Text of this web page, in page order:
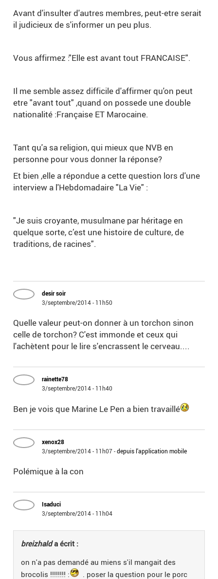
Avant d'insulter d'autres membres, peut-etre serait
il judicieux de s'informer un peu plus.
Vous affirmez :"Elle est avant tout FRANCAISE".
Il me semble assez difficile d'affirmer qu'on peut
etre "avant tout" ,quand on possede une double
nationalité :Française ET Marocaine.
Tant qu'a sa religion, qui mieux que NVB en
personne pour vous donner la réponse?
Et bien ,elle a répondue a cette question lors d'une
interview a l'Hebdomadaire "La Vie" :
"Je suis croyante, musulmane par héritage en
quelque sorte, c’est une histoire de culture, de
traditions, de racines".
desir soir
3/septembre/2014 - 11h50
Quelle valeur peut-on donner à un torchon sinon
celle de torchon? C'est immonde et ceux qui
l'achètent pour le lire s'encrassent le cerveau....
rainette78
3/septembre/2014 - 11h40
Ben je vois que Marine Le Pen a bien travaillé
xenox28
3/septembre/2014 - 11h07-depuis l'application mobile
Polémique à la con
Isaduci
3/septembre/2014 - 11h04
breizhalda écrit :
on n'a pas demandé au miens s'il mangait des
brocolis !!!!!!!! :
. poser la question pour le porc